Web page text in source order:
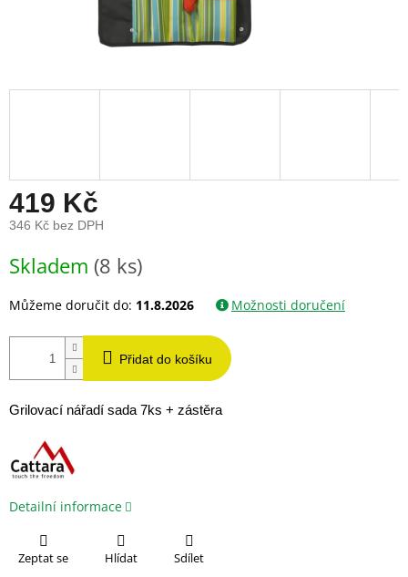
419 Kč
346 Kč bez DPH
cena:
Skladem (8 ks)
Můžeme doručit do: 11.8.2026 Možnosti doručení
Přidat do košíku
Grilovací nářadí sada 7ks + zástěra
Detailní informace
Zeptat se Hlídat Sdílet